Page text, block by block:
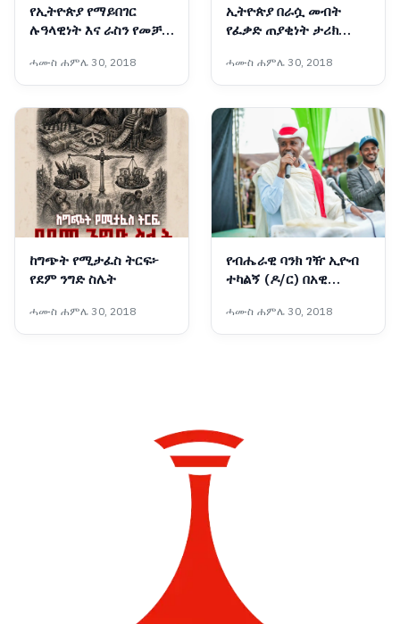
የኢትዮጵያ የማይበገር
ሉዓላዊነት እና ራስን የመቻል
ሓሙስ ሐምሌ 30, 2018
ኢትዮጵያ በራሷ መብት
የፈቃድ ጠያቂነት ታሪክ
ሓሙስ ሐምሌ 30, 2018
ከግጭት የሚታፈስ ትርፍ፦
የደም ንግድ ስሌት
ሓሙስ ሐምሌ 30, 2018
የብሔራዊ ባንክ ገዥ ኢዮብ
ተካልኝ (ዶ/ር) በአዊ
የገጠር ኮሪደር ልማት ሥራን
አስጀመሩ
ሓሙስ ሐምሌ 30, 2018